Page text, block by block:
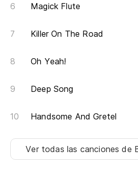
Magick Flute
Killer On The Road
Oh Yeah!
Deep Song
Handsome And Gretel
Ver todas las cancionesde